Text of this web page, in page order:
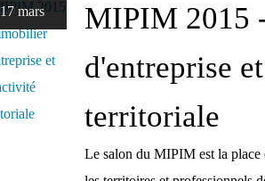
17 mars
MIPIM 2015
d'entreprise
territoriale
Le salon du MIPIM est la place